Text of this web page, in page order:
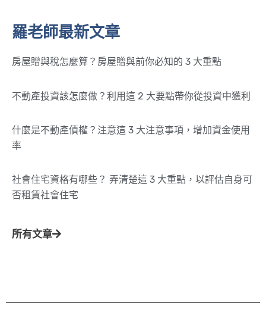
羅老師最新文章
房屋贈與稅怎麼算？房屋贈與前你必知的 3 大重點
不動產投資該怎麼做？利用這 2 大要點帶你從投資中獲利
什麼是不動產債權？注意這 3 大注意事項，增加資金使用
率
社會住宅資格有哪些？ 弄清楚這 3 大重點，以評估自身可
否租賃社會住宅
所有文章